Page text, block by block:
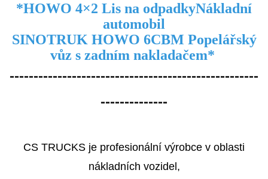
*HOWO 4×2 Lis na odpadkyNákladní
automobil
SINOTRUK HOWO 6CBM Popelářský
vůz s zadním nakladačem*
----------------------------------------------------
--------------
CS TRUCKS je profesionální výrobce v oblasti
nákladních vozidel,